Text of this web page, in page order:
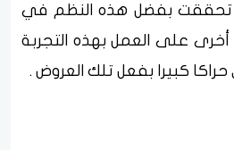
تحققت بفضل هذه النظم في
على العمل بهذه التجربة
كبيرا بفعل تلك العروض .